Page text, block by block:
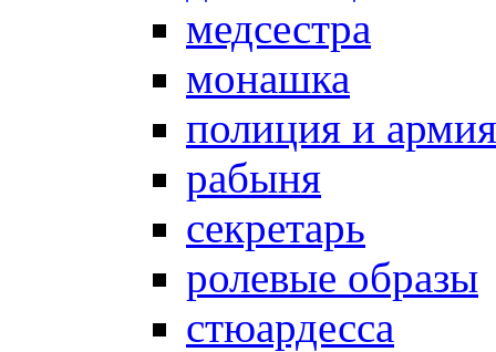
медсестра
монашка
полиция и армия
рабыня
секретарь
ролевые образы
стюардесса